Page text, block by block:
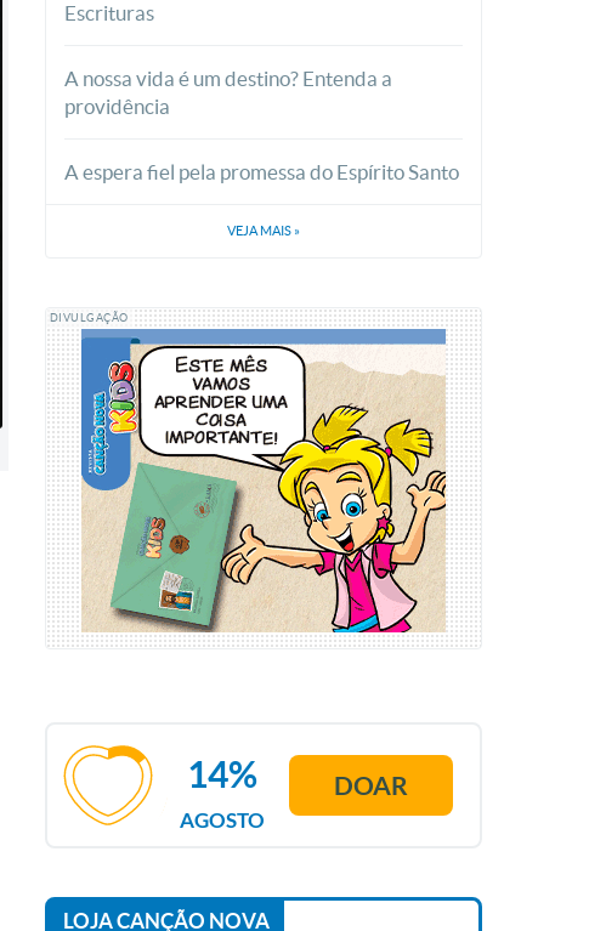
Escrituras
A nossa vida é um destino? Entenda a
providência
A espera fiel pela promessa do Espírito Santo
VEJA MAIS »
DIVULGAÇÃO
AGOSTO
14% DOAR
LOJA CANÇÃO NOVA